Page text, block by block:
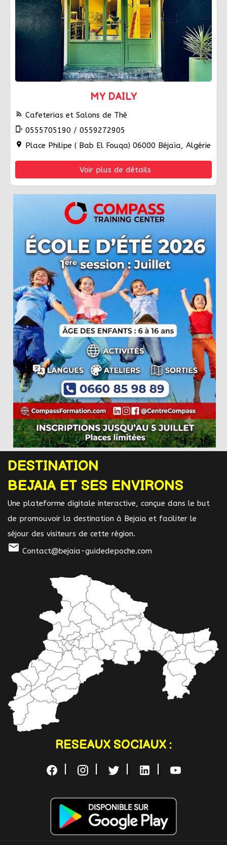
MY DAILY
rss_feed Cafeterias et Salons de Thé
phonelink_ring 0555705190 / 0559272905
location_on Place Philipe ( Bab El Fouqa) 06000 Béjaïa, Algérie
Voir plus de détails
DESTINATION
BEJAIA ET SES ENVIRONS
Une plateforme digitale interactive, conçue dans le but
de promouvoir la destination à Bejaia et faciliter le
séjour des visiteurs de cette région.
mail Contact@bejaia-guidedepoche.com
RESEAUX SOCIAUX :